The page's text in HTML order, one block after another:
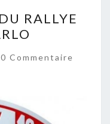
RALLYE
Commentaires
0 Commentaire